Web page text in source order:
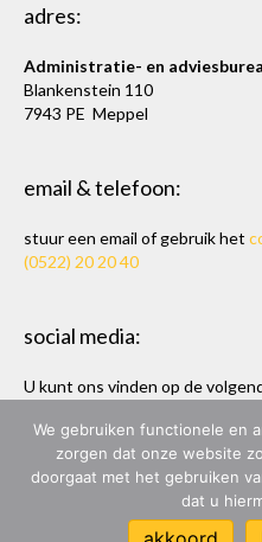
adres:
Administratie- en
Blankenstein 110
7943 PE Meppel
email & telefoon:
stuur een email of gebruik het
(0522) 20 20 40
social media:
U kunt ons vinden op de
ADMINISTRATIE- &
We gebruiken functionele en
zorgen dat onze website
doorgaat met het gebruiken
dat u